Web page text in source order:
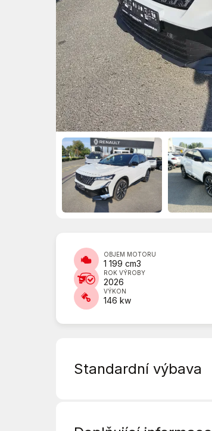
OBJEM MOTORU
1 199 cm3
ROK VÝROBY
2026
VÝKON
146 kw
Standardní výbava